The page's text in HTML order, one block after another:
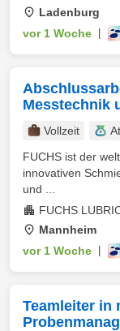
Ladenburg
vor 1 Woche
Messtechnik
Vollzeit
FUCHS ist der
innovativen
und ...
FUCHS
Mannheim
vor 1 Woche
Teamleiter in